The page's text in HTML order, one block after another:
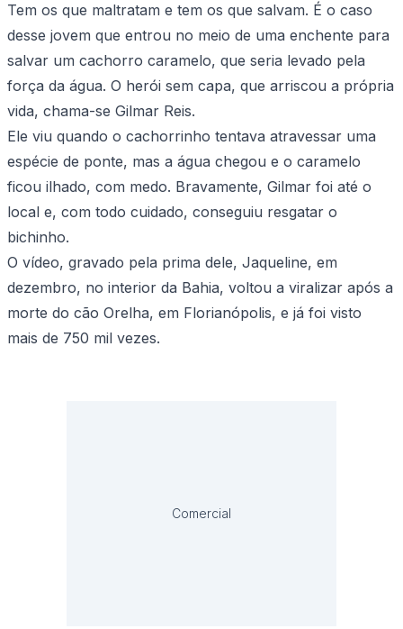
Tem os que maltratam e tem os que salvam. É o caso
desse jovem que entrou no meio de uma enchente para
salvar um cachorro caramelo, que seria levado pela
força da água. O herói sem capa, que arriscou a própria
vida, chama-se Gilmar Reis.
Ele viu quando o cachorrinho tentava atravessar uma
espécie de ponte, mas a água chegou e o caramelo
ficou ilhado, com medo. Bravamente, Gilmar foi até o
local e, com todo cuidado, conseguiu resgatar o
bichinho.
O vídeo, gravado pela prima dele, Jaqueline, em
dezembro, no interior da Bahia, voltou a viralizar após a
morte do cão Orelha, em Florianópolis, e já foi visto
mais de 750 mil vezes.
Comercial